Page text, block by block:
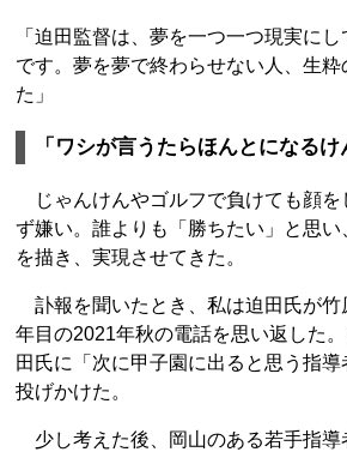
「迫田監督は、夢を一つ一つ現実に
です。夢を夢で終わらせない人、生粋
た」
「ワシが言うたらほんとになるけ
じゃんけんやゴルフで負けても顔を
ず嫌い。誰よりも「勝ちたい」と思
を描き、実現させてきた。
訃報を聞いたとき、私は迫田氏が竹
年目の2021年秋の電話を思い返した
田氏に「次に甲子園に出ると思う指導
投げかけた。
少し考えた後、岡山のある若手指導